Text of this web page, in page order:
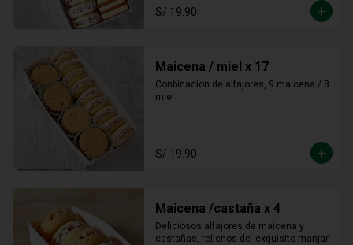
S/ 19.90
Maicena / miel x 17
Conbinacion de alfajores, 9 maicena / 8
miel
S/ 19.90
Maicena /castaña x 4
Deliciosos alfajores de maicena y
castañas, rellenos de  exquisito manjar